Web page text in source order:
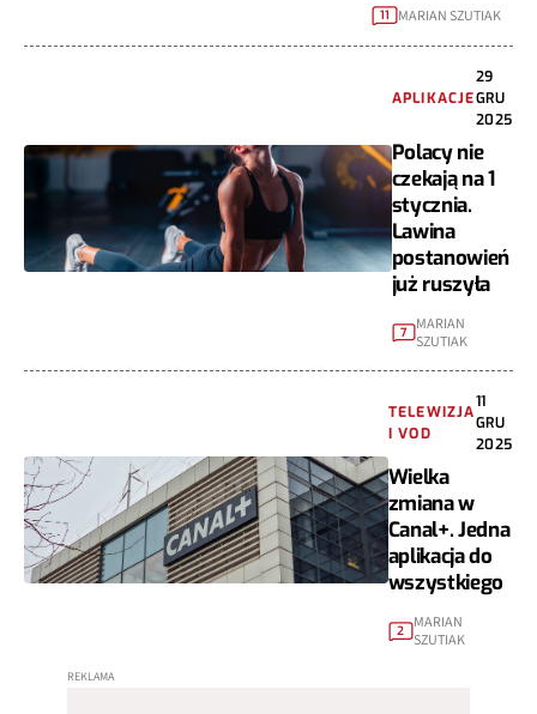
11 MARIAN SZUTIAK
APLIKACJE
29
GRU
2025
Polacy nie
czekają na 1
stycznia.
Lawina
postanowień
już ruszyła
7
MARIAN
SZUTIAK
TELEWIZJA
I VOD
11
GRU
2025
Wielka
zmiana w
Canal+. Jedna
aplikacja do
wszystkiego
2
MARIAN
SZUTIAK